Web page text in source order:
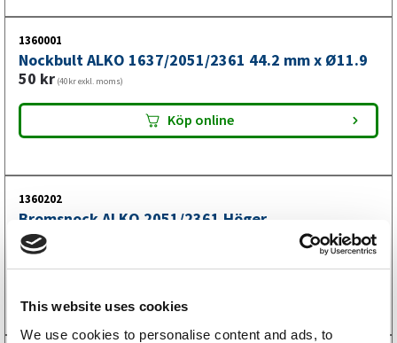
This website uses cookies
We use cookies to personalise content and ads, to
1360001
Nockbult ALKO 1637/2051/2361 44.2 mm x Ø11.9
50 kr (40kr exkl. moms)
Köp online
1360202
Bromsnock ALKO 2051/2361 Höger
186